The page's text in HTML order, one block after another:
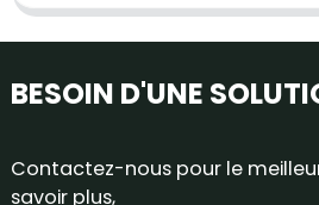
BESOIN D'UNE
Contactez-nous pour le
savoir plus,